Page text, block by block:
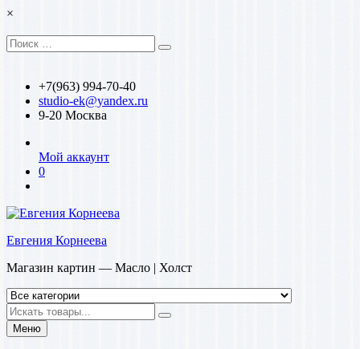
Перейти
содержимому
×
Искать:
Поиск
+7(963) 994-70-40
studio-ek@yandex.ru
9-20 Москва
Мой аккаунт
0
Евгения Корнеева
Магазин картин — Масло | Холст
Искать
Меню